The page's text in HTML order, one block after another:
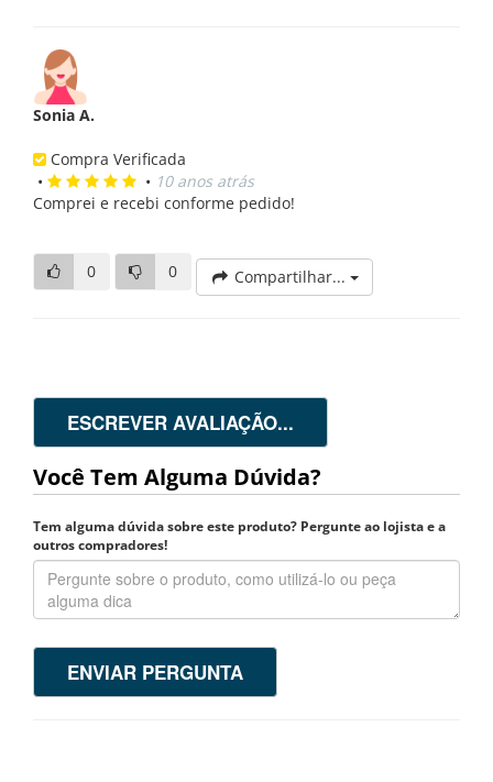
Sonia A.
Compra Verificada
•
• 10 anos atrás
Comprei e recebi conforme pedido!
0 0 Compartilhar...
ESCREVER AVALIAÇÃO...
Você Tem Alguma Dúvida?
Tem alguma dúvida sobre este produto? Pergunte ao lojista e a
outros compradores!
ENVIAR PERGUNTA